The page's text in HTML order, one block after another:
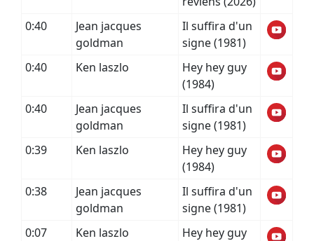
0:40
Jean jacques
goldman
Il suffira d'un
signe (1981)
0:40
Ken laszlo
Hey hey guy
(1984)
0:40
Jean jacques
goldman
Il suffira d'un
signe (1981)
0:39
Ken laszlo
Hey hey guy
(1984)
0:38
Jean jacques
goldman
Il suffira d'un
signe (1981)
0:07
Ken laszlo
Hey hey guy